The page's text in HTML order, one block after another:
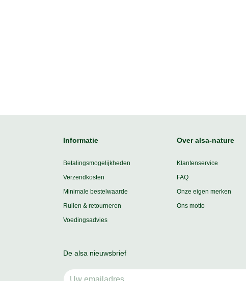
Informatie
Betalingsmogelijkheden
Verzendkosten
Minimale bestelwaarde
Ruilen & retourneren
Voedingsadvies
Over alsa-nature
Klantenservice
FAQ
Onze eigen merken
Ons motto
De alsa nieuwsbrief